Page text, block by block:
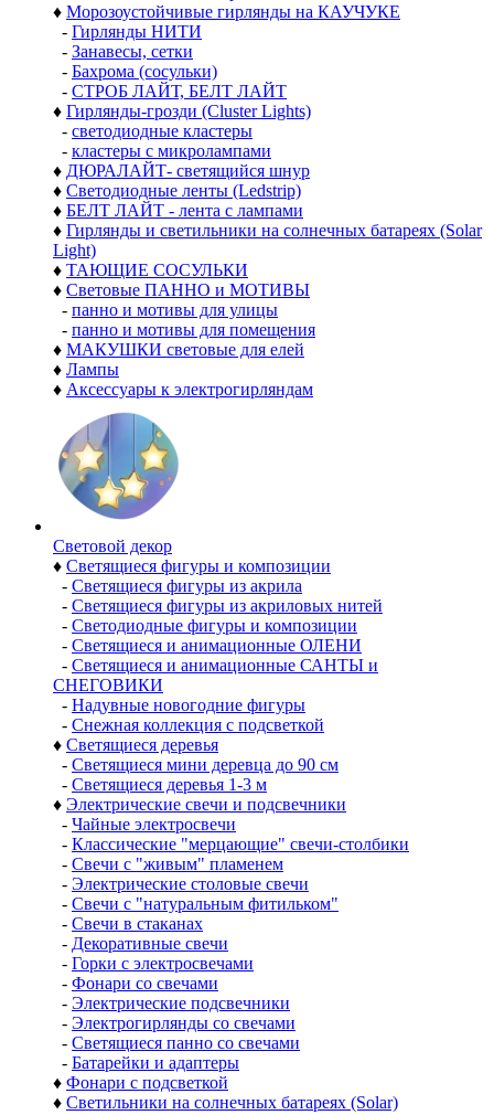
♦ Морозоустойчивые гирлянды на КАУЧУКЕ
- Гирлянды НИТИ
- Занавесы, сетки
- Бахрома (сосульки)
- СТРОБ ЛАЙТ, БЕЛТ ЛАЙТ
♦ Гирлянды-грозди (Cluster Lights)
- светодиодные кластеры
- кластеры с микролампами
♦ ДЮРАЛАЙТ- светящийся шнур
♦ Светодиодные ленты (Ledstrip)
♦ БЕЛТ ЛАЙТ - лента с лампами
♦ Гирлянды и светильники на солнечных батареях (Solar
Light)
♦ ТАЮЩИЕ СОСУЛЬКИ
♦ Световые ПАННО и МОТИВЫ
- панно и мотивы для улицы
- панно и мотивы для помещения
♦ МАКУШКИ световые для елей
♦ Лампы
♦ Аксессуары к электрогирляндам
Световой декор
♦ Светящиеся фигуры и композиции
- Светящиеся фигуры из акрила
- Светящиеся фигуры из акриловых нитей
- Светодиодные фигуры и композиции
- Светящиеся и анимационные ОЛЕНИ
- Светящиеся и анимационные САНТЫ и
СНЕГОВИКИ
- Надувные новогодние фигуры
- Снежная коллекция с подсветкой
♦ Светящиеся деревья
- Светящиеся мини деревца до 90 см
- Светящиеся деревья 1-3 м
♦ Электрические свечи и подсвечники
- Чайные электросвечи
- Классические "мерцающие" свечи-столбики
- Свечи с "живым" пламенем
- Электрические столовые свечи
- Свечи с "натуральным фитильком"
- Свечи в стаканах
- Декоративные свечи
- Горки с электросвечами
- Фонари со свечами
- Электрические подсвечники
- Электрогирлянды со свечами
- Светящиеся панно со свечами
- Батарейки и адаптеры
♦ Фонари с подсветкой
♦ Светильники на солнечных батареях (Solar)